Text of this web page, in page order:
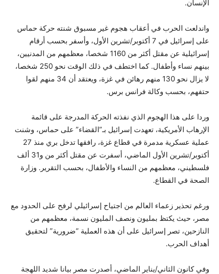
الإنسان.
واندلعت الحرب في أعقاب هجوم غير مسبوق شنته حركة حماس
على إسرائيل في 7 أكتوبر/تشرين الأول، وأسفر بحسب أرقام
إسرائيلية عن مقتل أكثر من 1160 شخصا، معظمهم من المدنيين،
بينهم نساء وأطفال. كما اختطف في ذلك الوقت نحو 250 شخصا،
لا يزال نحو 130 منهم رهائن في غزة، ويعتقد أن 34 منهم لقوا
حتفهم، بحسب وكالة فرانس برس.
وردا على هذا الهجوم الذي نفذته الحركة المدرجة على قائمة
الإرهاب الأمريكية، تعهدت إسرائيل بـ”القضاء” على حماس، وشنت
عملية عسكرية مدمرة في قطاع غزة، رافقها تدخل بري منذ 27
أكتوبر/تشرين الأول الماضي، أسفرت عن مقتل أكثر من و31 ألف
فلسطيني، معظمهم من النساء والأطفال، بحسب التقرير. وزارة
الصحة في القطاع.
ورغم تحذير زعماء العالم من اجتياح إسرائيلي لرفح على الحدود مع
مصر، حيث يكتظ بمليون ونصف المليون نسمة، معظمهم من
النازحين، تصر إسرائيل على أن هذه العملية “ضرورية” لتحقيق
أهداف الحرب.
وفي كانون الثاني/يناير الماضي، أصدرت مصر بيانا شديد اللهجة